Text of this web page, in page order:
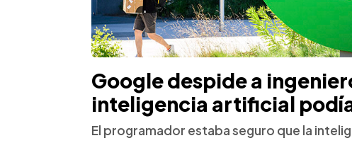
Google despide a
inteligencia artificial
El programador estaba seguro que la